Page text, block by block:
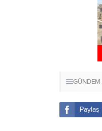
GÜNDEM
Paylaş